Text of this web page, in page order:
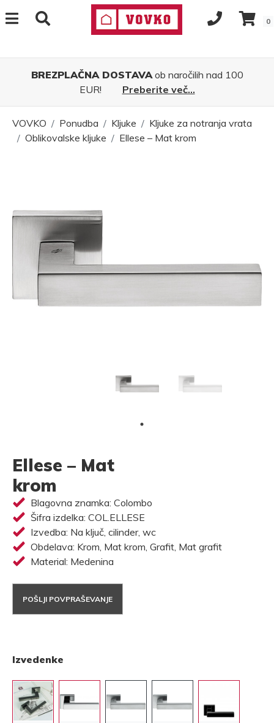
0
BREZPLAČNA DOSTAVAob naročilih nad 100
EUR!
Preberite več...
VOVKO Ponudba Kljuke
Kljuke za notranja vrata
Oblikovalske kljuke
Ellese – Mat krom
Ellese – Mat
krom
Blagovna znamka: Colombo
Šifra izdelka: COL.ELLESE
Izvedba: Na ključ, cilinder, wc
Obdelava: Krom, Mat krom, Grafit, Mat grafit
Material: Medenina
POŠLJI POVPRAŠEVANJE
Izvedenke